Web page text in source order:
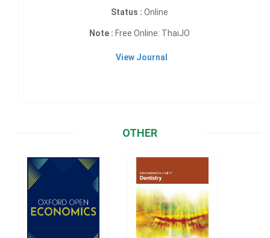
Status : Online
Note : Free Online: ThaiJO
View Journal
OTHER